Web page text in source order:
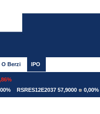
O Berzi IPO
RSRES12E2037 57,9000 0,00%